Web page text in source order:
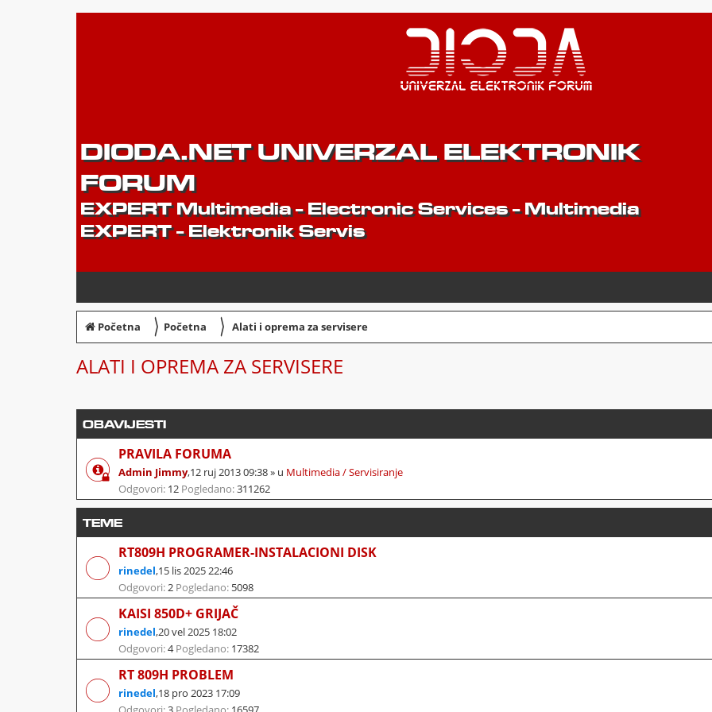
DIODA.NET UNIVERZAL ELEKTRONIK
FORUM
EXPERT Multimedia - Electronic Services - Multimedia
EXPERT - Elektronik Servis
Početna 〉 Početna 〉 Alati i oprema za servisere
ALATI I OPREMA ZA SERVISERE
OBAVIJESTI
PRAVILA FORUMA
Admin Jimmy,12 ruj 2013 09:38» u Multimedia / Servisiranje
Odgovori: 12 Pogledano:311262
TEME
RT809H PROGRAMER-INSTALACIONI DISK
rinedel,15 lis 2025 22:46
Odgovori:2 Pogledano: 5098
KAISI 850D+ GRIJAČ
rinedel,20 vel 2025 18:02
Odgovori:4Pogledano: 17382
RT 809H PROBLEM
rinedel,18 pro 2023 17:09